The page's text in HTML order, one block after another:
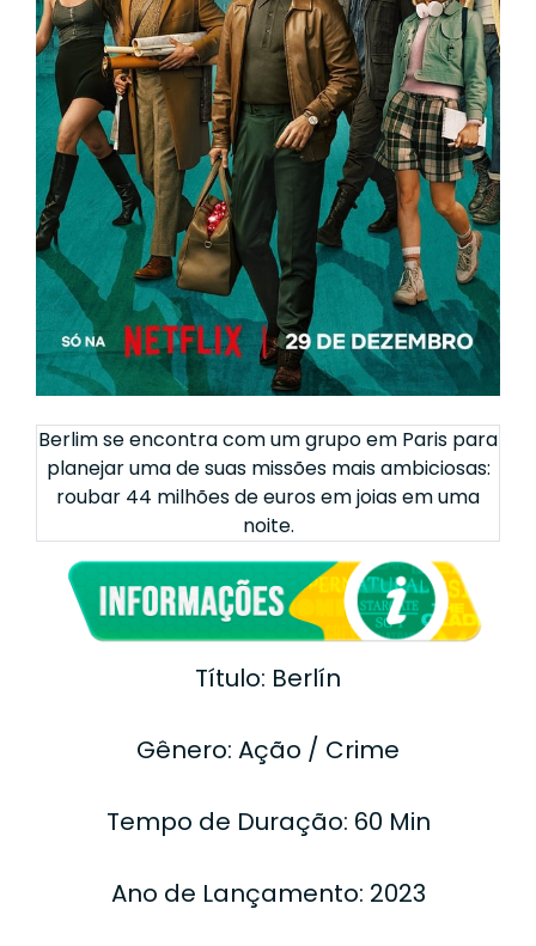
Berlim se encontra com um grupo em Paris para
planejar uma de suas missões mais ambiciosas:
roubar 44 milhões de euros em joias em uma
noite.
Título: Berlín
Gênero: Ação / Crime
Tempo de Duração: 60 Min
Ano de Lançamento: 2023